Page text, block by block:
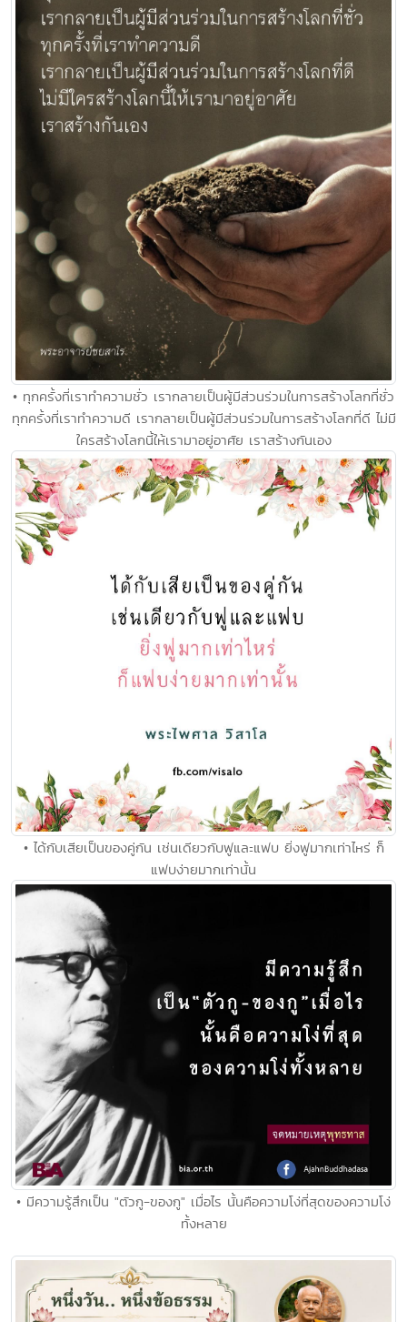
• ทุกครั้งที่เราทำความชั่ว เรากลายเป็นผู้มีส่วนร่วมในการสร้างโลกที่ชั่ว
ทุกครั้งที่เราทำความดี เรากลายเป็นผู้มีส่วนร่วมในการสร้างโลกที่ดี ไม่มี
ใครสร้างโลกนี้ให้เรามาอยู่อาศัย เราสร้างกันเอง
• ได้กับเสียเป็นของคู่กัน เช่นเดียวกับฟูและแฟบ ยิ่งฟูมากเท่าไหร่ ก็
แฟบง่ายมากเท่านั้น
• มีความรู้สึกเป็น "ตัวกู-ของกู" เมื่อไร นั้นคือความโง่ที่สุดของความโง่
ทั้งหลาย